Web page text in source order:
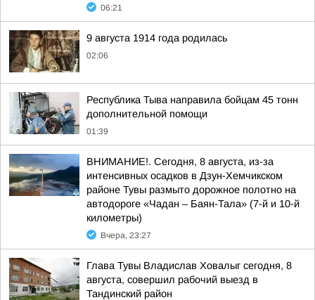
06:21
9 августа 1914 года родилась
02:06
Республика Тыва направила бойцам 45 тонн
дополнительной помощи
01:39
ВНИМАНИЕ!. Сегодня, 8 августа, из-за
интенсивных осадков в Дзун-Хемчикском
районе Тувы размыто дорожное полотно на
автодороге «Чадан – Баян-Тала» (7-й и 10-й
километры)
Вчера, 23:27
Глава Тувы Владислав Ховалыг сегодня, 8
августа, совершил рабочий выезд в
Тандинский район